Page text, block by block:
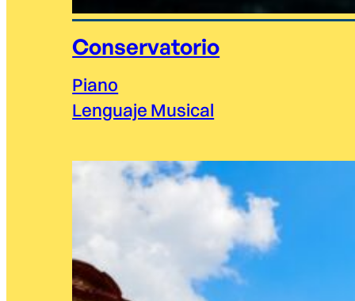
Conservatorio
Piano
Lenguaje Musical